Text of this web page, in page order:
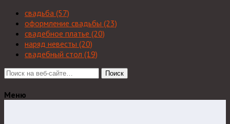
свадьба (57)
оформление свадьбы (23)
свадебное платье (20)
наряд невесты (20)
свадебный стол (19)
Поиск
Меню